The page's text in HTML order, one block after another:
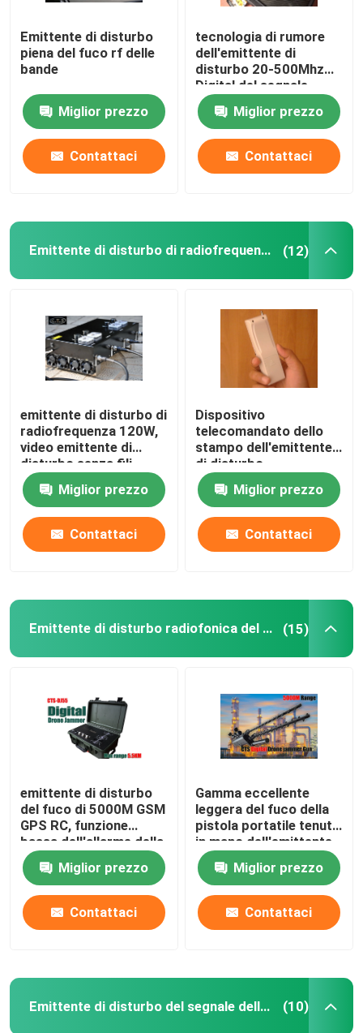
Emittente di disturbo
piena del fuco rf delle
bande
Miglior prezzo
Contattaci
tecnologia di rumore
dell'emittente di
disturbo 20-500Mhz
Digital del segnale
radio di 300M Range
IED
Miglior prezzo
Contattaci
Emittente di disturbo di radiofrequenza (12)
emittente di disturbo di
radiofrequenza 120W,
video emittente di
disturbo senza fili
1.2GHz-1.3GHz
900MHzMiglior prezzo
Contattaci
Dispositivo
telecomandato dello
stampo dell'emittente
di disturbo
dell'automobile
dell'emittente di
disturbo di
radiofrequenza di
frequenza ultraelevata
Miglior prezzo
Contattaci
Emittente di disturbo radiofonica del fuco (15)
emittente di disturbo
del fuco di 5000M GSM
GPS RC, funzione
bassa dell'allarme della
batteria del
rimescolatore del
segnale del fuco
Miglior prezzo
Contattaci
Gamma eccellente
leggera del fuco della
pistola portatile tenuta
in mano dell'emittente
di disturbo per militare
Miglior prezzo
Contattaci
Emittente di disturbo del segnale della bomba (10)